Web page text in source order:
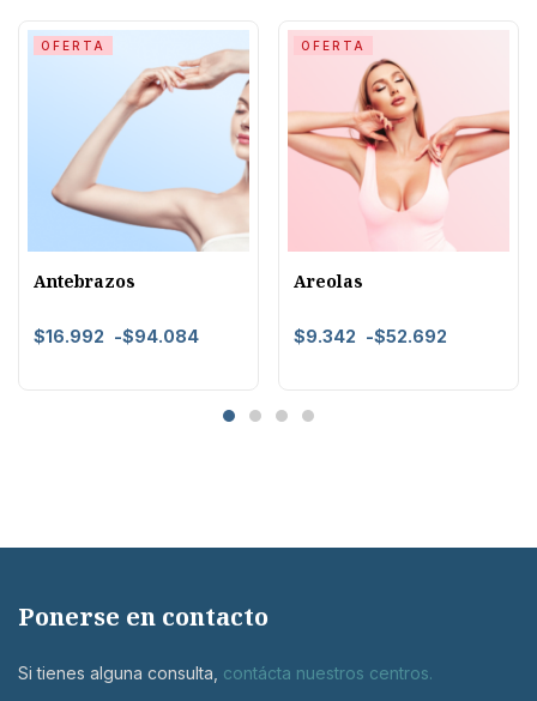
OFERTA
Antebrazos
$16.992 -$94.084
OFERTA
Areolas
$9.342 -$52.692
Ponerse en contacto
Si tienes alguna consulta, contácta nuestros centros.